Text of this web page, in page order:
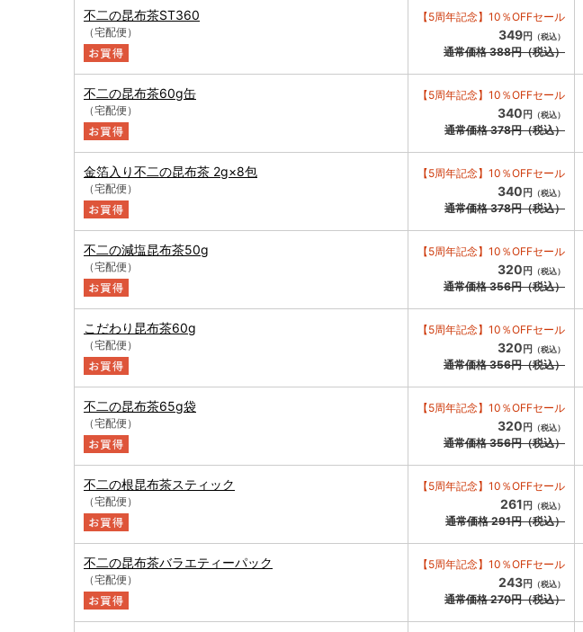
不二の昆布茶ST360
（宅配便）
【5周年記念】10％OFFセール
349円 （税込）
通常価格388円（税込）
不二の昆布茶60g缶
（宅配便）
【5周年記念】10％OFFセール
340 円 （税込）
通常価格378円（税込）
金箔入り不二の昆布茶 2g×8包
（宅配便）
【5周年記念】10％OFFセール
340 円 （税込）
通常価格378円（税込）
不二の減塩昆布茶50g
（宅配便）
【5周年記念】10％OFFセール
320 円 （税込）
通常価格356円（税込）
こだわり昆布茶60g
（宅配便）
【5周年記念】10％OFFセール
320 円 （税込）
通常価格356円（税込）
不二の昆布茶65g袋
（宅配便）
【5周年記念】10％OFFセール
320 円 （税込）
通常価格356円（税込）
不二の根昆布茶スティック
（宅配便）
【5周年記念】10％OFFセール
261 円 （税込）
通常価格291円（税込）
不二の昆布茶バラエティーパック
（宅配便）
【5周年記念】10％OFFセール
243円 （税込）
通常価格270円（税込）